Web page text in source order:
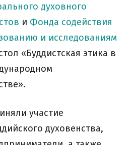
духовного
и Фонда содействия
и исследованиям
«Буддистская этика в
участие
духовенства,